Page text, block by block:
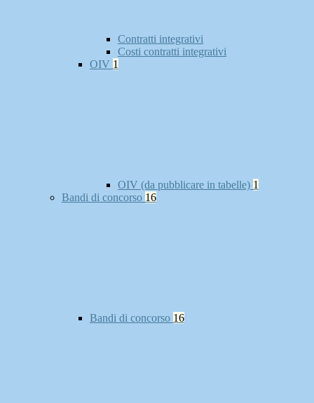
Contratti integrativi
Costi contratti integrativi
OIV 1
OIV (da pubblicare in tabelle) 1
Bandi di concorso 16
Bandi di concorso 16